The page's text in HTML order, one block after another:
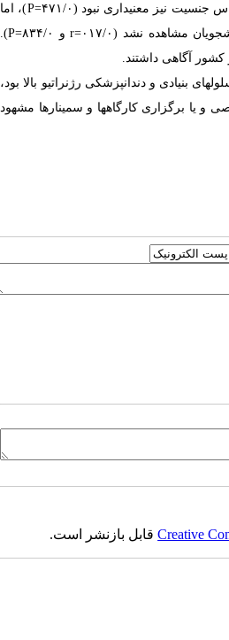
نیز معنی­داری نبود (۴۷۱/۰= P)، اما
مشاهده نشد (۰۱۷/۰= rو ۸۳۴/۰= P
).
آگاهی داشتند.
بنیادی و دندانپزشکی رژنراتیو بالا بود،
برگزاری کارگاهها و سمینارها مشهود
Creativeقابل بازنشر است.